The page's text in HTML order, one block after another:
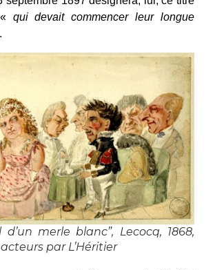
qui devait commencer leur longue
d’un merle blanc”, Lecocq, 1868,
par L’Héritier